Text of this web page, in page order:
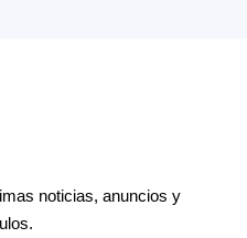
noticias, anuncios y